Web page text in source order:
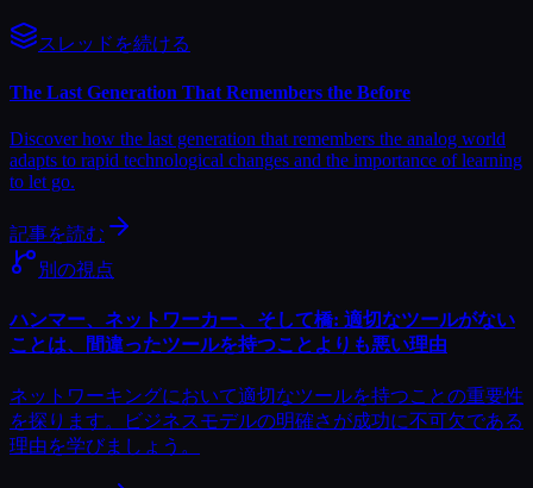
スレッドを続ける
The Last Generation That Remembers the Before
Discover how the last generation that remembers the analog world
adapts to rapid technological changes and the importance of learning
to let go.
記事を読む
別の視点
ハンマー、ネットワーカー、そして橋: 適切なツールがない
ことは、間違ったツールを持つことよりも悪い理由
ネットワーキングにおいて適切なツールを持つことの重要性
を探ります。ビジネスモデルの明確さが成功に不可欠である
理由を学びましょう。